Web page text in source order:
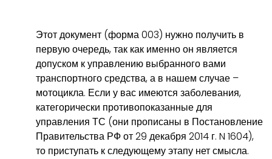
Этот документ (форма 003) нужно получить в
первую очередь, так как именно он является
допуском к управлению выбранного вами
транспортного средства, а в нашем случае –
мотоцикла. Если у вас имеются заболевания,
категорически противопоказанные для
управления ТС (они прописаны в Постановление
Правительства РФ от 29 декабря 2014 г. N 1604),
то приступать к следующему этапу нет смысла.